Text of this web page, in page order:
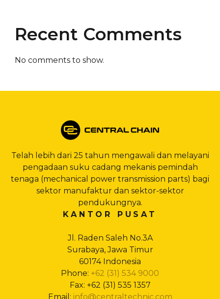
Recent Comments
No comments to show.
Telah lebih dari 25 tahun mengawali dan melayani
pengadaan suku cadang mekanis pemindah
tenaga (mechanical power transmission parts) bagi
sektor manufaktur dan sektor-sektor
pendukungnya.
KANTOR PUSAT
Jl. Raden Saleh No.3A
Surabaya, Jawa Timur
60174 Indonesia
Phone: +62 (31) 534 9000
Fax: +62 (31) 535 1357
Email: info@centraltechnic.com